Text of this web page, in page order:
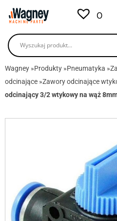
0
Wagney »Produkty »Pneumatyka »
odcinające »Zawory odcinające
odcinający 3/2 wtykowy na wąż